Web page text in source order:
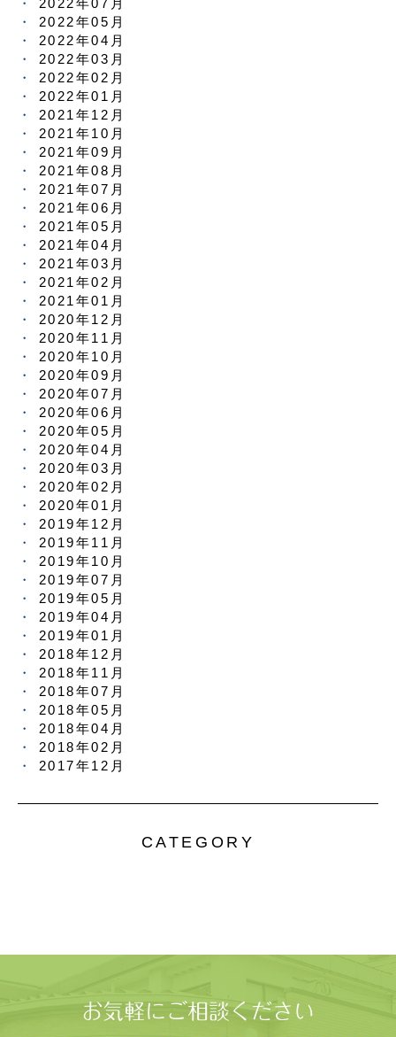
2022年07月
2022年05月
2022年04月
2022年03月
2022年02月
2022年01月
2021年12月
2021年10月
2021年09月
2021年08月
2021年07月
2021年06月
2021年05月
2021年04月
2021年03月
2021年02月
2021年01月
2020年12月
2020年11月
2020年10月
2020年09月
2020年07月
2020年06月
2020年05月
2020年04月
2020年03月
2020年02月
2020年01月
2019年12月
2019年11月
2019年10月
2019年07月
2019年05月
2019年04月
2019年01月
2018年12月
2018年11月
2018年07月
2018年05月
2018年04月
2018年02月
2017年12月
CATEGORY
お気軽にご相談ください